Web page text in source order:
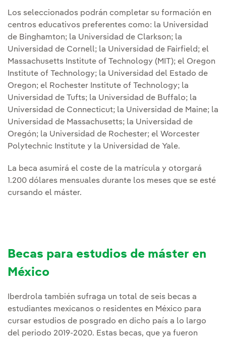
Los seleccionados podrán completar su formación en
centros educativos preferentes como: la Universidad
de Binghamton; la Universidad de Clarkson; la
Universidad de Cornell; la Universidad de Fairfield; el
Massachusetts Institute of Technology (MIT); el Oregon
Institute of Technology; la Universidad del Estado de
Oregon; el Rochester Institute of Technology; la
Universidad de Tufts; la Universidad de Buffalo; la
Universidad de Connecticut; la Universidad de Maine; la
Universidad de Massachusetts; la Universidad de
Oregón; la Universidad de Rochester; el Worcester
Polytechnic Institute y la Universidad de Yale.
La beca asumirá el coste de la matrícula y otorgará
1.200 dólares mensuales durante los meses que se esté
cursando el máster.
Becas para estudios de máster en
México
Iberdrola también sufraga un total de seis becas a
estudiantes mexicanos o residentes en México para
cursar estudios de posgrado en dicho país a lo largo
del periodo 2019-2020. Estas becas, que ya fueron